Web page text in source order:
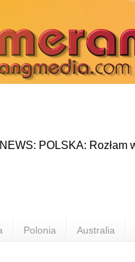
POLSKA: Rozłam w
Polonia Australia